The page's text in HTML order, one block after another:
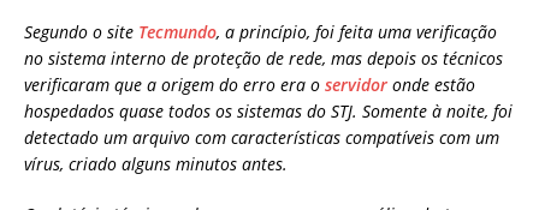
Segundo o site Tecmundo, a princípio, foi feita uma verificação
no sistema interno de proteção de rede, mas depois os técnicos
verificaram que a origem do erro era o servidor onde estão
hospedados quase todos os sistemas do STJ. Somente à noite, foi
detectado um arquivo com características compatíveis com um
vírus, criado alguns minutos antes.